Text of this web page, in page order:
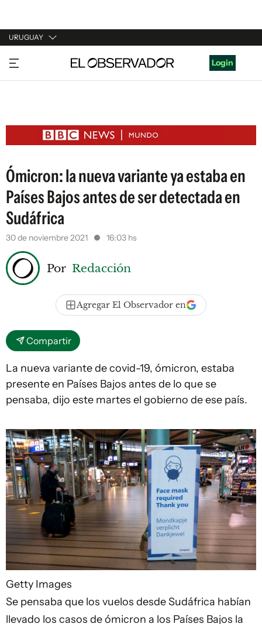
URUGUAY
URUGUAY
ARGENTINA
ESTADOS UNIDOS
Login
Ómicron: la nueva variante ya estaba en
Países Bajos antes de ser detectada en
Sudáfrica
30 de noviembre 2021 16:03 hs
Por Redacción
Agregar El Observador en
Compartir
La nueva variante de covid-19, ómicron, estaba
presente en Países Bajos antes de lo que se
pensaba, dijo este martes el gobierno de ese país.
Getty Images
Se pensaba que los vuelos desde Sudáfrica habían
llevado los casos de ómicron a los Países Bajos la